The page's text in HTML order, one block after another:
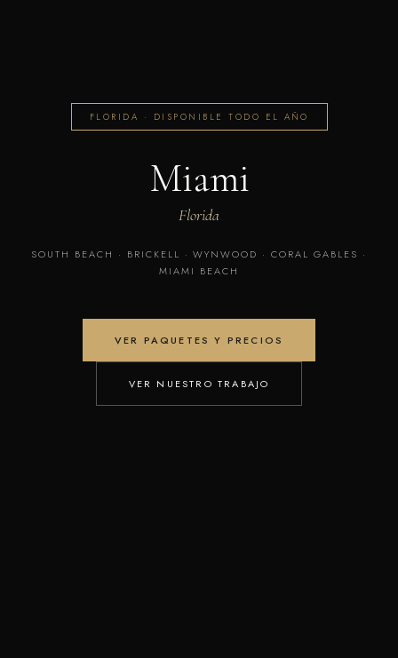
FLORIDA · DISPONIBLE TODO EL AÑO
Miami
Florida
SOUTH BEACH · BRICKELL · WYNWOOD · CORAL GABLES ·
MIAMI BEACH
VER PAQUETES Y PRECIOS
VER NUESTRO TRABAJO